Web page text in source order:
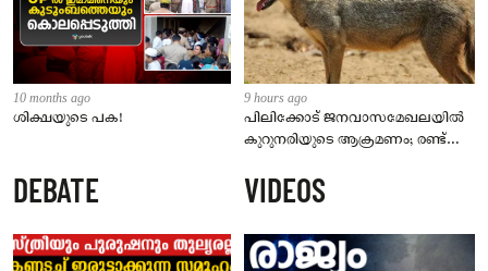
10 months ago
ശിക്ഷയുടെ പക!
9 hours ago
പിലിക്കോട് ജനവാസമേഖലയിൽ
കുറുനരിയുടെ ആക്രമണം; രണ്ട്
നിർദേശം നൽകി പഞ്ചായത്ത്
DEBATE VIDEOS